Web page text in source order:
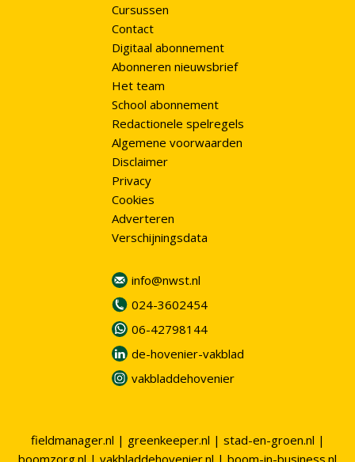
Cursussen
Contact
Digitaal abonnement
Abonneren nieuwsbrief
Het team
School abonnement
Redactionele spelregels
Algemene voorwaarden
Disclaimer
Privacy
Cookies
Adverteren
Verschijningsdata
info@nwst.nl
024-3602454
06-42798144
de-hovenier-vakblad
vakbladdehovenier
fieldmanager.nl | greenkeeper.nl | stad-en-groen.nl |
boomzorg.nl | vakbladdehovenier.nl | boom-in-business.nl